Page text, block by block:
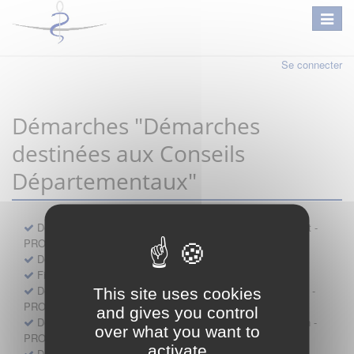
This site uses cookies
and gives you control
over what you want to
activate
Se connecter
Démarches "Démarches
destinées aux Conseils
Départementaux"
Déclaration préalable d'ouverture d'un lieu d'exercice distinct -
PROFESSIONNEL
Demande d'exemption de garde - PROFESSIONNEL
Fiche de signalement d'agression
Demande d’autorisation de se faire assister par un médecin -
PROFESSIONNEL
Demande d'autorisation de tenue de cabinet par un médecin -
PROFESSIONNEL